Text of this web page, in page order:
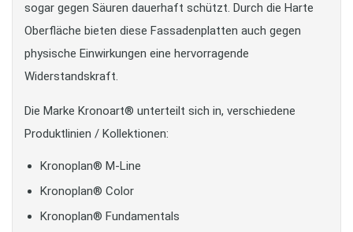
sogar gegen Säuren dauerhaft schützt. Durch die Harte
Oberfläche bieten diese Fassadenplatten auch gegen
physische Einwirkungen eine hervorragende
Widerstandskraft.
Die Marke Kronoart® unterteilt sich in, verschiedene
Produktlinien / Kollektionen:
Kronoplan® M-Line
Kronoplan® Color
Kronoplan® Fundamentals